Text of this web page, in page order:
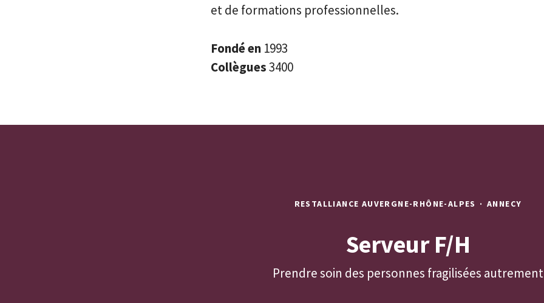
et de formations professionnelles.
Fondé en 1993
Collègues3400
RESTALLIANCE AUVERGNE-RHÔNE-ALPES · ANNECY
Serveur F/H
Prendre soin des personnes fragilisées autrement